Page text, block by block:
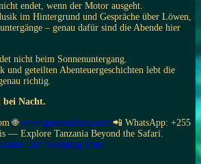
endet, wenn der Motor ausgeht.
im Hintergrund und Gespräche über Löwen,
– genau dafür sind die Abende hier
nicht beim Sonnenuntergang.
und geteilten Abenteuergeschichten lebt die
richtig.
bei Nacht.
🌐 www.gnadesafaris.com 📲 WhatsApp: +255
— Explore Tanzania Beyond the Safari.
City Shopping Tour.